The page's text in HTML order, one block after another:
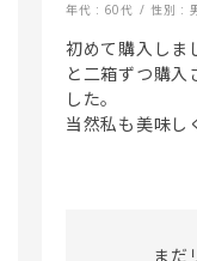
年代 : 60代 性別 :
初めて購入しま
と二箱ずつ購入
した。
まだ